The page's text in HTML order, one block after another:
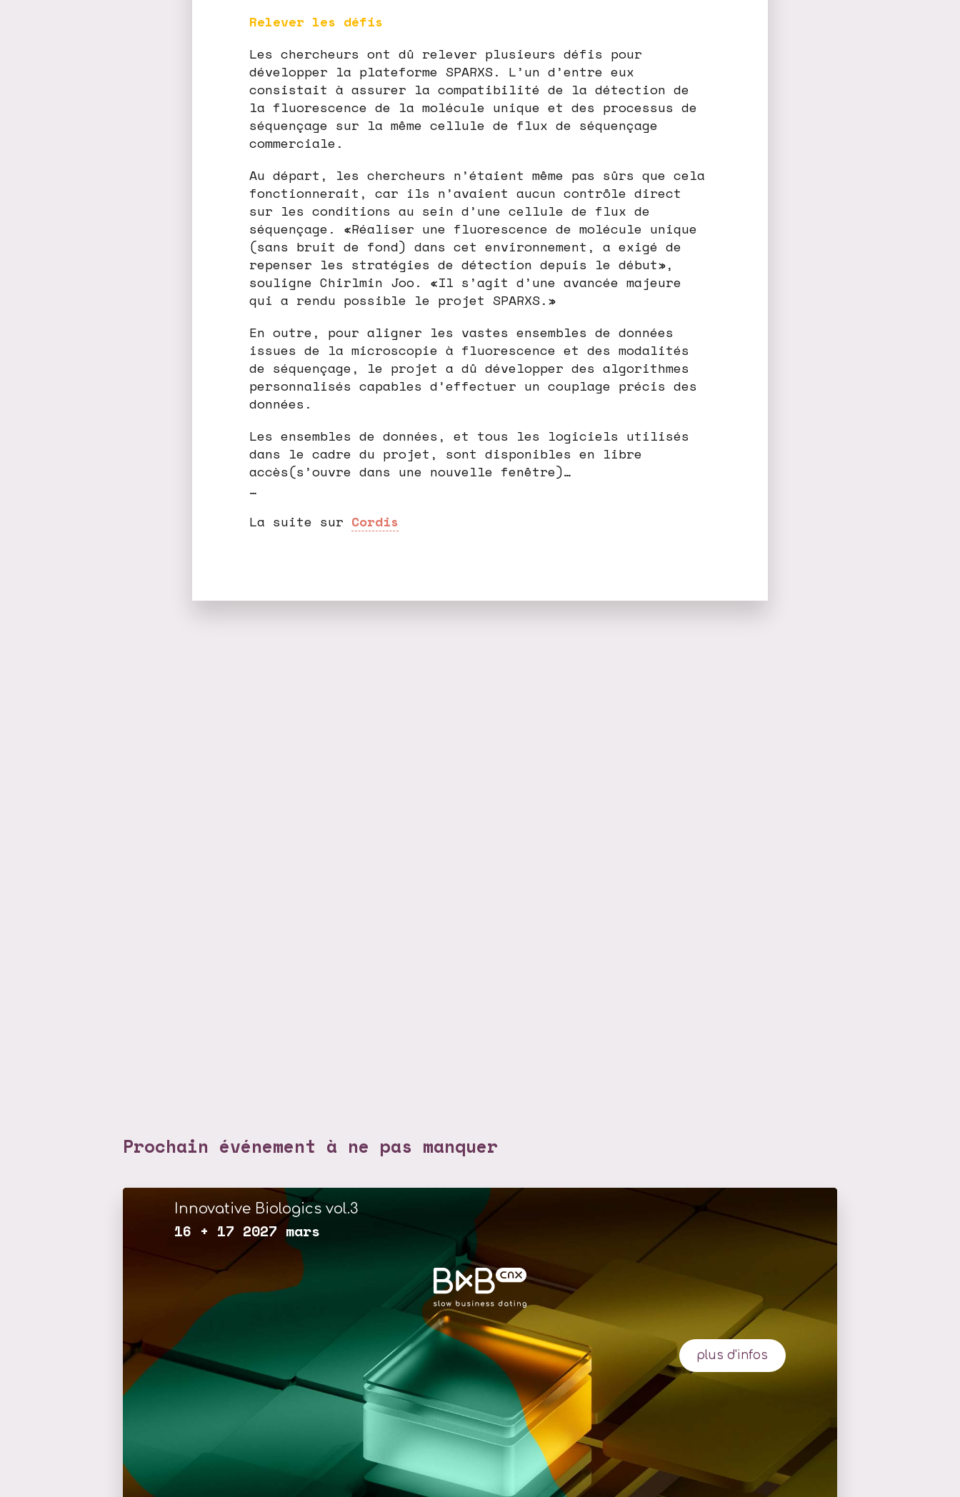
Relever les défis
Les chercheurs ont dû relever plusieurs défis pour
développer la plateforme SPARXS. L’un d’entre eux
consistait à assurer la compatibilité de la détection de
la fluorescence de la molécule unique et des processus de
séquençage sur la même cellule de flux de séquençage
commerciale.
Au départ, les chercheurs n’étaient même pas sûrs que cela
fonctionnerait, car ils n’avaient aucun contrôle direct
sur les conditions au sein d’une cellule de flux de
séquençage. «Réaliser une fluorescence de molécule unique
(sans bruit de fond) dans cet environnement, a exigé de
repenser les stratégies de détection depuis le début»,
souligne Chirlmin Joo. «Il s’agit d’une avancée majeure
qui a rendu possible le projet SPARXS.»
En outre, pour aligner les vastes ensembles de données
issues de la microscopie à fluorescence et des modalités
de séquençage, le projet a dû développer des algorithmes
personnalisés capables d’effectuer un couplage précis des
données.
Les ensembles de données, et tous les logiciels utilisés
dans le cadre du projet, sont disponibles en libre
accès(s’ouvre dans une nouvelle fenêtre)…
…
La suite sur Cordis
Prochain événement à ne pas manquer
Innovative Biologics vol.3
16 + 17 2027 mars
plus d'infos